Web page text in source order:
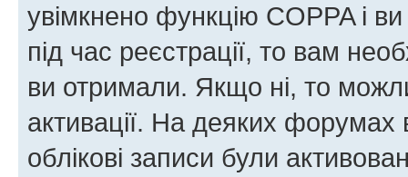
увімкнено функцію COPPA і
під час реєстрації, то вам
ви отримали. Якщо ні, то
активації. На деяких форумах
облікові записи були